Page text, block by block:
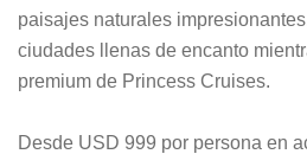
paisajes naturales
ciudades llenas de encanto
premium de Princess Cruises.
Desde USD 999 por persona en